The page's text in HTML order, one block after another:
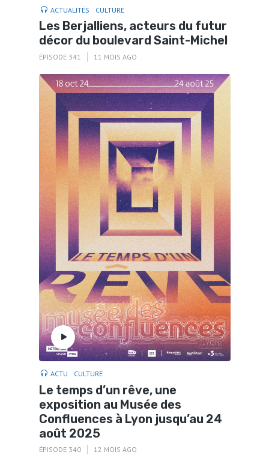
ACTUALITÉS CULTURE
Les Berjalliens, acteurs du futur
décor du boulevard Saint-Michel
ÉPISODE 341 11 MOIS AGO
ACTU CULTURE
Le temps d’un rêve, une
exposition au Musée des
Confluences à Lyon jusqu’au 24
août 2025
ÉPISODE 340 12 MOIS AGO